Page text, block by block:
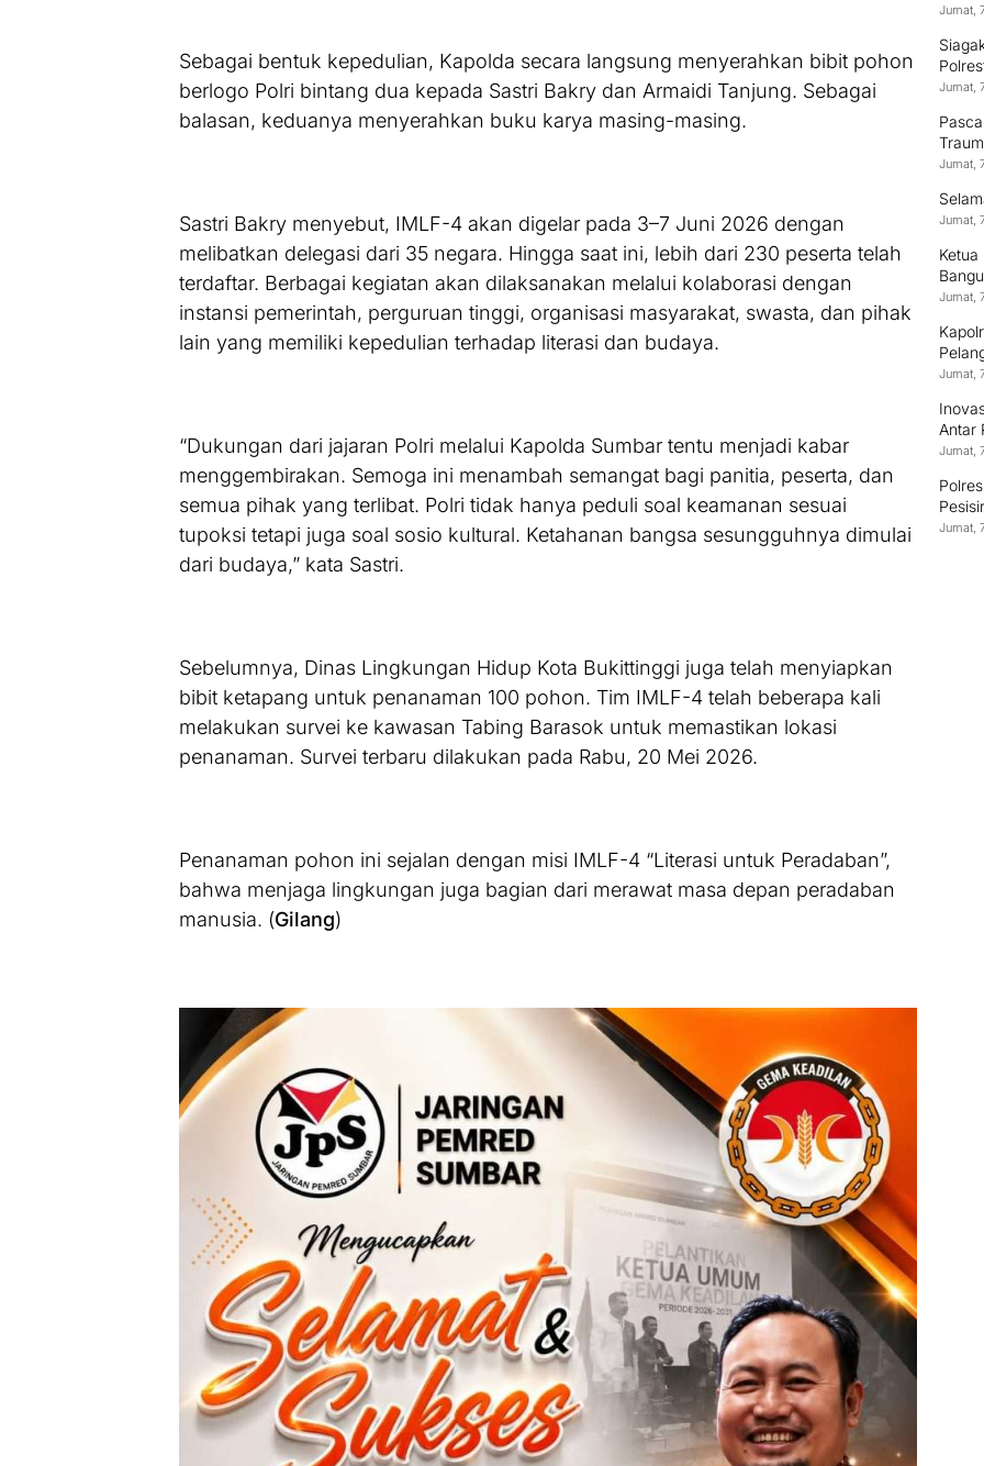
Sebagai bentuk kepedulian, Kapolda secara langsung menyerahkan bibit pohon
berlogo Polri bintang dua kepada Sastri Bakry dan Armaidi Tanjung. Sebagai
balasan, keduanya menyerahkan buku karya masing-masing.
Sastri Bakry menyebut, IMLF-4 akan digelar pada 3–7 Juni 2026 dengan
melibatkan delegasi dari 35 negara. Hingga saat ini, lebih dari 230 peserta telah
terdaftar. Berbagai kegiatan akan dilaksanakan melalui kolaborasi dengan
instansi pemerintah, perguruan tinggi, organisasi masyarakat, swasta, dan pihak
lain yang memiliki kepedulian terhadap literasi dan budaya.
“Dukungan dari jajaran Polri melalui Kapolda Sumbar tentu menjadi kabar
menggembirakan. Semoga ini menambah semangat bagi panitia, peserta, dan
semua pihak yang terlibat. Polri tidak hanya peduli soal keamanan sesuai
tupoksi tetapi juga soal sosio kultural. Ketahanan bangsa sesungguhnya dimulai
dari budaya,” kata Sastri.
Sebelumnya, Dinas Lingkungan Hidup Kota Bukittinggi juga telah menyiapkan
bibit ketapang untuk penanaman 100 pohon. Tim IMLF-4 telah beberapa kali
melakukan survei ke kawasan Tabing Barasok untuk memastikan lokasi
penanaman. Survei terbaru dilakukan pada Rabu, 20 Mei 2026.
Penanaman pohon ini sejalan dengan misi IMLF-4 “Literasi untuk Peradaban”,
bahwa menjaga lingkungan juga bagian dari merawat masa depan peradaban
manusia. (Gilang)
Jumat,
Jumat,
Jumat,
Jumat,
Ketua
Jumat,
Jumat,
Antar
Jumat,
Jumat,